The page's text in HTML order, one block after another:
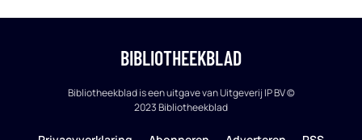
BIBLIOTHEEKBLAD
Bibliotheekblad is een uitgave van Uitgeverij IP BV ©
2023 Bibliotheekblad